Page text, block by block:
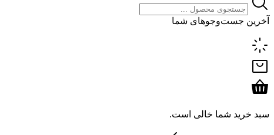
آخرین جست‌وجوهای شما
سبد خرید شما خالی است.